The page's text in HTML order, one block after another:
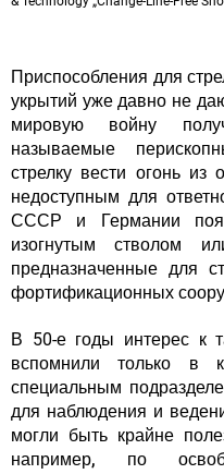
Приспособления для
укрытий уже давно не
мировую войну
называемые
стрелку вести огонь из
недоступным для
СССР и Германии
изогнутым стволом
предназначенные для
фортификационных
В 50-е годы интерес к
вспомнили только в
специальным
для наблюдения и
могли быть крайне
например, по